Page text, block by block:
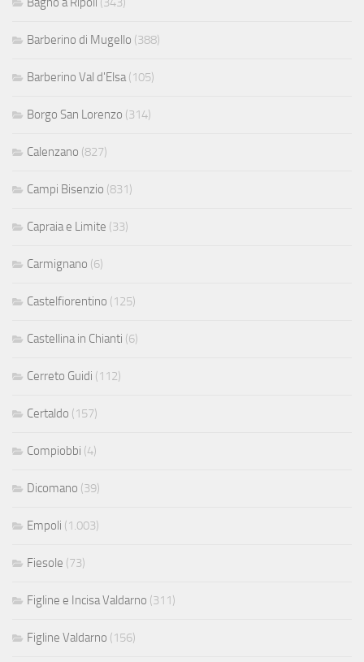
Barberino di Mugello (388)
Barberino Val d'Elsa(105)
Borgo San Lorenzo (314)
Calenzano (827)
Campi Bisenzio (831)
Capraia e Limite (33)
Carmignano (6)
Castelfiorentino (125)
Castellina in Chianti (6)
Cerreto Guidi (112)
Certaldo (157)
Compiobbi (4)
Dicomano (39)
Empoli (1.003)
Fiesole (73)
Figline e Incisa Valdarno (311)
Figline Valdarno (156)